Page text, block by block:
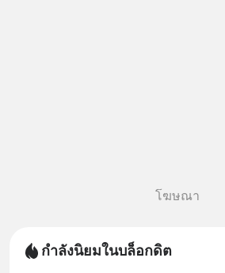
โฆษณา
กำลังนิยมในบล็อกดิต